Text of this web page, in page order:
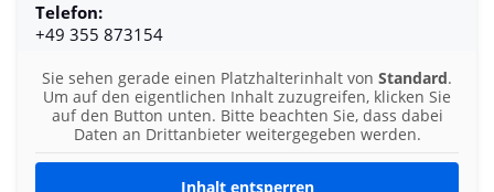
Telefon:
+49 355 873154
Sie sehen gerade einen Platzhalterinhalt von Standard.
Um auf den eigentlichen Inhalt zuzugreifen, klicken Sie
auf den Button unten. Bitte beachten Sie, dass dabei
Daten an Drittanbieter weitergegeben werden.
Inhalt entsperren